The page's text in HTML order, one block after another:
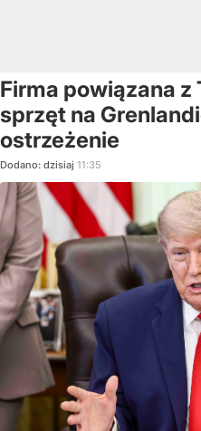
Firma powiązana z
sprzęt na
ostrzeżenie
Dodano: dzisiaj 11:35